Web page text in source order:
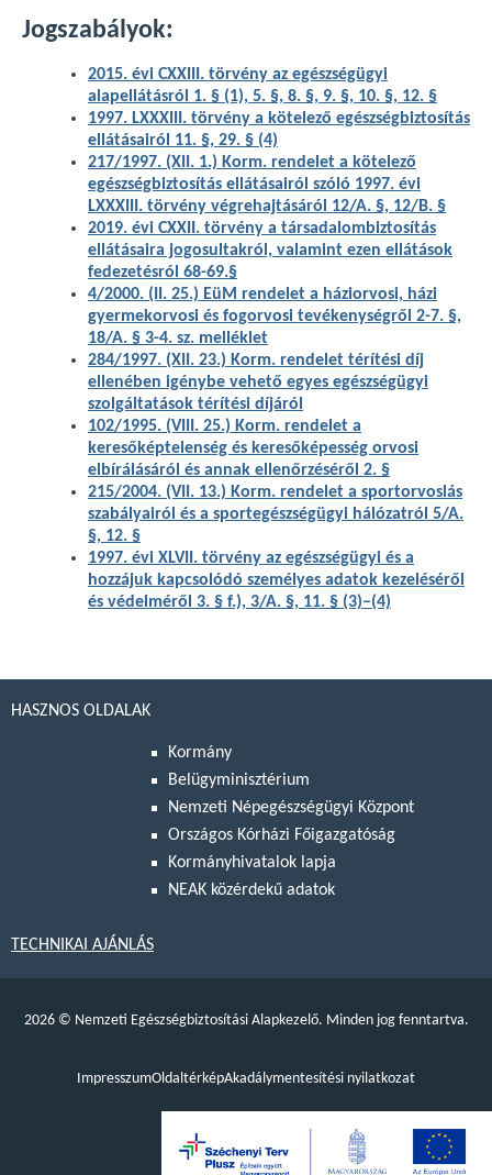
Jogszabályok:
2015. évi CXXIII. törvény az egészségügyi
alapellátásról 1. § (1), 5. §, 8. §, 9. §, 10. §, 12. §
1997. LXXXIII. törvény a kötelező egészségbiztosítás
ellátásairól 11. §, 29. § (4)
217/1997. (XII. 1.) Korm. rendelet a kötelező
egészségbiztosítás ellátásairól szóló 1997. évi
LXXXIII. törvény végrehajtásáról 12/A. §, 12/B. §
2019. évi CXXII. törvény a társadalombiztosítás
ellátásaira jogosultakról, valamint ezen ellátások
fedezetésról 68-69.§
4/2000. (II. 25.) EüM rendelet a háziorvosi, házi
gyermekorvosi és fogorvosi tevékenységről 2-7. §,
18/A. § 3-4. sz. melléklet
284/1997. (XII. 23.) Korm. rendelet térítési díj
ellenében igénybe vehető egyes egészségügyi
szolgáltatások térítési díjáról
102/1995. (VIII. 25.) Korm. rendelet a
keresőképtelenség és keresőképesség orvosi
elbírálásáról és annak ellenőrzéséről 2. §
215/2004. (VII. 13.) Korm. rendelet a sportorvoslás
szabályairól és a sportegészségügyi hálózatról 5/A.
§, 12. §
1997. évi XLVII. törvény az egészségügyi és a
hozzájuk kapcsolódó személyes adatok kezeléséről
és védelméről 3. § f.), 3/A. §, 11. § (3)–(4)
HASZNOS OLDALAK
Kormány
Belügyminisztérium
Nemzeti Népegészségügyi Központ
Országos Kórházi Főigazgatóság
Kormányhivatalok lapja
NEAK közérdekű adatok
TECHNIKAI AJÁNLÁS
2026 © Nemzeti Egészségbiztosítási Alapkezelő. Minden jog fenntartva.
ImpresszumOldaltérképAkadálymentesítési nyilatkozat